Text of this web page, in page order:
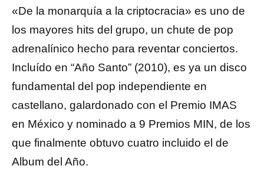
«De la monarquía a la criptocracia» es uno de
los mayores hits del grupo, un chute de pop
adrenalínico hecho para reventar conciertos.
Incluído en “Año Santo” (2010), es ya un disco
fundamental del pop independiente en
castellano, galardonado con el Premio IMAS
en México y nominado a 9 Premios MIN, de los
que finalmente obtuvo cuatro incluido el de
Album del Año.